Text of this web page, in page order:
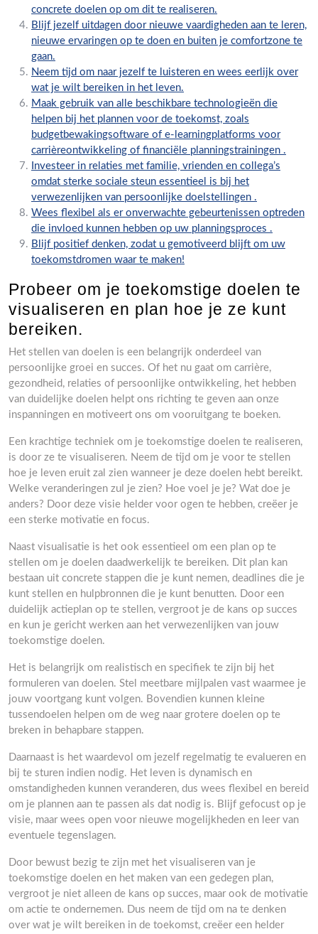
concrete doelen op om dit te realiseren.
Blijf jezelf uitdagen door nieuwe vaardigheden aan te leren,
nieuwe ervaringen op te doen en buiten je comfortzone te
gaan.
Neem tijd om naar jezelf te luisteren en wees eerlijk over
wat je wilt bereiken in het leven.
Maak gebruik van alle beschikbare technologieën die
helpen bij het plannen voor de toekomst, zoals
budgetbewakingsoftware of e-learningplatforms voor
carrièreontwikkeling of financiële planningstrainingen .
Investeer in relaties met familie, vrienden en collega’s
omdat sterke sociale steun essentieel is bij het
verwezenlijken van persoonlijke doelstellingen .
Wees flexibel als er onverwachte gebeurtenissen optreden
die invloed kunnen hebben op uw planningsproces .
Blijf positief denken, zodat u gemotiveerd blijft om uw
toekomstdromen waar te maken!
Probeer om je toekomstige doelen te
visualiseren en plan hoe je ze kunt
bereiken.
Het stellen van doelen is een belangrijk onderdeel van
persoonlijke groei en succes. Of het nu gaat om carrière,
gezondheid, relaties of persoonlijke ontwikkeling, het hebben
van duidelijke doelen helpt ons richting te geven aan onze
inspanningen en motiveert ons om vooruitgang te boeken.
Een krachtige techniek om je toekomstige doelen te realiseren,
is door ze te visualiseren. Neem de tijd om je voor te stellen
hoe je leven eruit zal zien wanneer je deze doelen hebt bereikt.
Welke veranderingen zul je zien? Hoe voel je je? Wat doe je
anders? Door deze visie helder voor ogen te hebben, creëer je
een sterke motivatie en focus.
Naast visualisatie is het ook essentieel om een plan op te
stellen om je doelen daadwerkelijk te bereiken. Dit plan kan
bestaan uit concrete stappen die je kunt nemen, deadlines die je
kunt stellen en hulpbronnen die je kunt benutten. Door een
duidelijk actieplan op te stellen, vergroot je de kans op succes
en kun je gericht werken aan het verwezenlijken van jouw
toekomstige doelen.
Het is belangrijk om realistisch en specifiek te zijn bij het
formuleren van doelen. Stel meetbare mijlpalen vast waarmee je
jouw voortgang kunt volgen. Bovendien kunnen kleine
tussendoelen helpen om de weg naar grotere doelen op te
breken in behapbare stappen.
Daarnaast is het waardevol om jezelf regelmatig te evalueren en
bij te sturen indien nodig. Het leven is dynamisch en
omstandigheden kunnen veranderen, dus wees flexibel en bereid
om je plannen aan te passen als dat nodig is. Blijf gefocust op je
visie, maar wees open voor nieuwe mogelijkheden en leer van
eventuele tegenslagen.
Door bewust bezig te zijn met het visualiseren van je
toekomstige doelen en het maken van een gedegen plan,
vergroot je niet alleen de kans op succes, maar ook de motivatie
om actie te ondernemen. Dus neem de tijd om na te denken
over wat je wilt bereiken in de toekomst, creëer een helder